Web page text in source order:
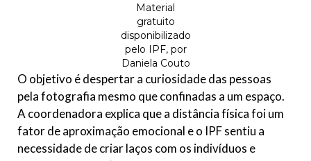
Material
gratuito
disponibilizado
pelo IPF, por
Daniela Couto
O objetivo é despertar a curiosidade das pessoas
pela fotografia mesmo que confinadas a um espaço.
A coordenadora explica que a distância física foi um
fator de aproximação emocional e o IPF sentiu a
necessidade de criar laços com os indivíduos e